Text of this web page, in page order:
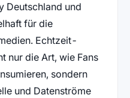
Deutschland und
für die
Echtzeit-
nur die Art, wie Fans
sondern
und Datenströme